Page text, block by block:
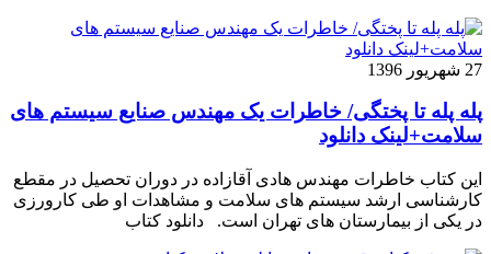
27 شهریور 1396
پله پله تا پختگی/ خاطرات یک مهندس صنایع سیستم های
سلامت+لینک دانلود
این کتاب خاطرات مهندس هادی آقازاده در دوران تحصیل در مقطع
کارشناسی ارشد سیستم های سلامت و مشاهدات او طی کارورزی
در یکی از بیمارستان های تهران است. دانلود کتاب